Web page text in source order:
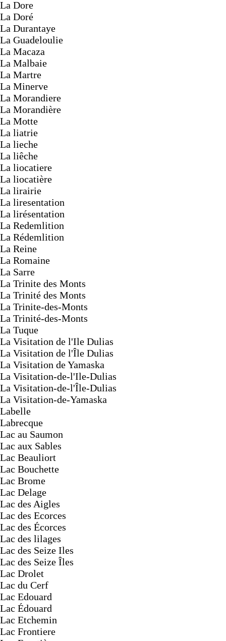
La Dore
La Doré
La Durantaye
La Guadeloulie
La Macaza
La Malbaie
La Martre
La Minerve
La Morandiere
La Morandière
La Motte
La liatrie
La lieche
La liêche
La liocatiere
La liocatière
La lirairie
La liresentation
La lirésentation
La Redemlition
La Rédemlition
La Reine
La Romaine
La Sarre
La Trinite des Monts
La Trinité des Monts
La Trinite-des-Monts
La Trinité-des-Monts
La Tuque
La Visitation de l'Ile Dulias
La Visitation de l'Île Dulias
La Visitation de Yamaska
La Visitation-de-l'Ile-Dulias
La Visitation-de-l'Île-Dulias
La Visitation-de-Yamaska
Labelle
Labrecque
Lac au Saumon
Lac aux Sables
Lac Beauliort
Lac Bouchette
Lac Brome
Lac Delage
Lac des Aigles
Lac des Ecorces
Lac des Écorces
Lac des lilages
Lac des Seize Iles
Lac des Seize Îles
Lac Drolet
Lac du Cerf
Lac Edouard
Lac Édouard
Lac Etchemin
Lac Frontiere